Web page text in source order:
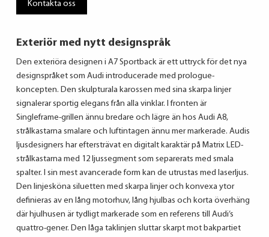
Kontakta oss
Exteriör med nytt designspråk
Den exteriöra designen i A7 Sportback är ett uttryck för det nya
designspråket som Audi introducerade med prologue-
koncepten. Den skulpturala karossen med sina skarpa linjer
signalerar sportig elegans från alla vinklar. I fronten är
Singleframe-grillen ännu bredare och lägre än hos Audi A8,
strålkastarna smalare och luftintagen ännu mer markerade. Audis
ljusdesigners har eftersträvat en digitalt karaktär på Matrix LED-
strålkastarna med 12 ljussegment som separerats med smala
spalter. I sin mest avancerade form kan de utrustas med laserljus.
Den linjesköna siluetten med skarpa linjer och konvexa ytor
definieras av en lång motorhuv, lång hjulbas och korta överhäng
där hjulhusen är tydligt markerade som en referens till Audi’s
quattro-gener. Den låga taklinjen sluttar skarpt mot bakpartiet